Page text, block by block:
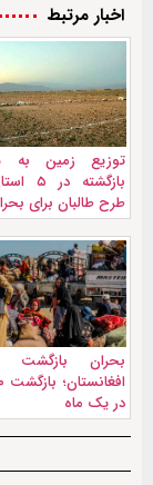
اخبار مرتبط
توزیع زمین به
طرح طالبان برای
بحران بازگشت
در یک ماه